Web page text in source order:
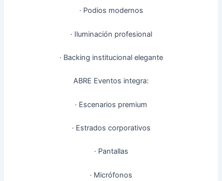
· Podios modernos
· Iluminación profesional
· Backing institucional elegante
ABRE Eventos integra:
· Escenarios premium
· Estrados corporativos
· Pantallas
· Micrófonos